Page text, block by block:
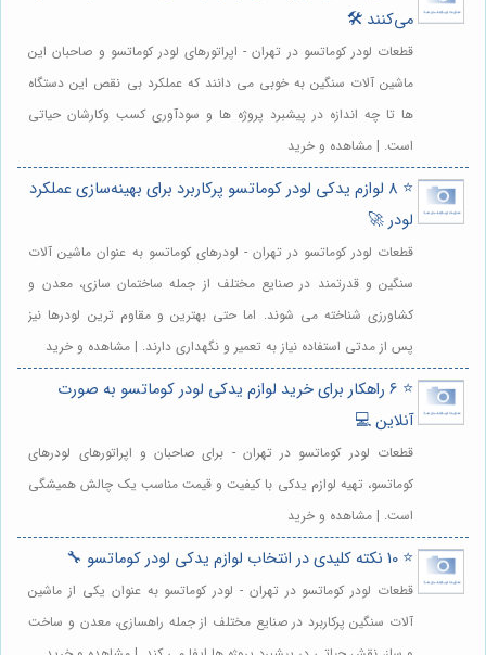
می‌کنند 🛠️
قطعات لودر کوماتسو در تهران - اپراتورهای لودر کوماتسو و صاحبان این
ماشین آلات سنگین به خوبی می دانند که عملکرد بی نقص این دستگاه
ها تا چه اندازه در پیشبرد پروژه ها و سودآوری کسب وکارشان حیاتی
است. | مشاهده و خرید
⭐️ 8 لوازم یدکی لودر کوماتسو پرکاربرد برای بهینه‌سازی عملکرد
لودر 🚀
قطعات لودر کوماتسو در تهران - لودرهای کوماتسو به عنوان ماشین آلات
سنگین و قدرتمند در صنایع مختلف از جمله ساختمان سازی، معدن و
کشاورزی شناخته می شوند. اما حتی بهترین و مقاوم ترین لودرها نیز
پس از مدتی استفاده نیاز به تعمیر و نگهداری دارند. | مشاهده و خرید
⭐️ 6 راهکار برای خرید لوازم یدکی لودر کوماتسو به صورت
آنلاین 💻
قطعات لودر کوماتسو در تهران - برای صاحبان و اپراتورهای لودرهای
کوماتسو، تهیه لوازم یدکی با کیفیت و قیمت مناسب یک چالش همیشگی
است. | مشاهده و خرید
⭐️ 10 نکته کلیدی در انتخاب لوازم یدکی لودر کوماتسو 🔧
قطعات لودر کوماتسو در تهران - لودر کوماتسو به عنوان یکی از ماشین
آلات سنگین پرکاربرد در صنایع مختلف از جمله راهسازی، معدن و ساخت